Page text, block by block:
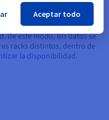
sin punto de fallo
Además, cada bloque
de error diferentes para
De este modo, los datos se
racks distintos, dentro de
la disponibilidad.
Aceptar todo